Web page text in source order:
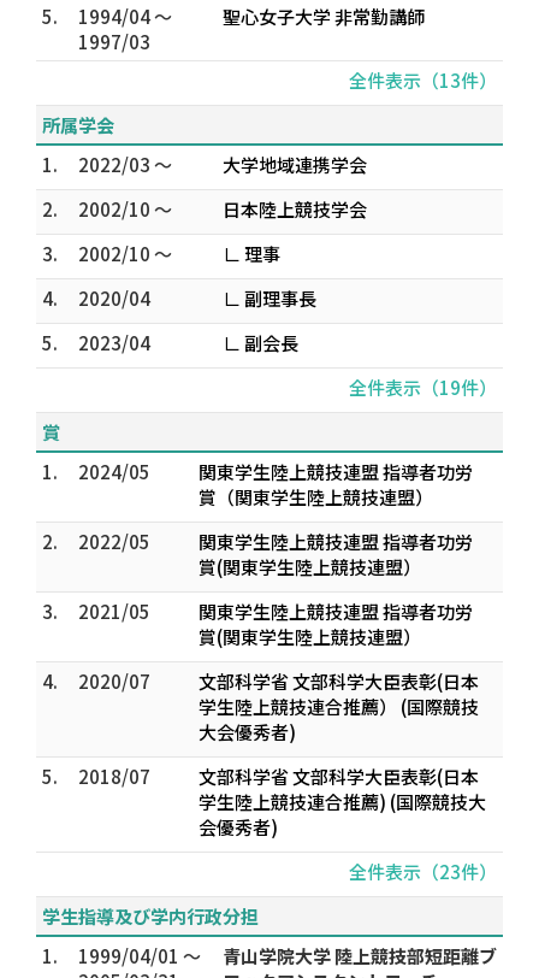
5.
1994/04 ～
1997/03
聖心女子大学 非常勤講師
全件表示（13件）
所属学会
1.
2022/03 ～
大学地域連携学会
2.
2002/10 ～
日本陸上競技学会
3.
2002/10 ～
∟ 理事
4.
2020/04
∟ 副理事長
5.
2023/04
∟ 副会長
全件表示（19件）
賞
1.
2024/05
関東学生陸上競技連盟 指導者功労
賞（関東学生陸上競技連盟）
2.
2022/05
関東学生陸上競技連盟 指導者功労
賞(関東学生陸上競技連盟）
3.
2021/05
関東学生陸上競技連盟 指導者功労
賞(関東学生陸上競技連盟）
4.
2020/07
文部科学省 文部科学大臣表彰(日本
学生陸上競技連合推薦） (国際競技
大会優秀者)
5.
2018/07
文部科学省 文部科学大臣表彰(日本
学生陸上競技連合推薦) (国際競技大
会優秀者)
全件表示（23件）
学生指導及び学内行政分担
1.
1999/04/01 ～
青山学院大学 陸上競技部短距離ブ